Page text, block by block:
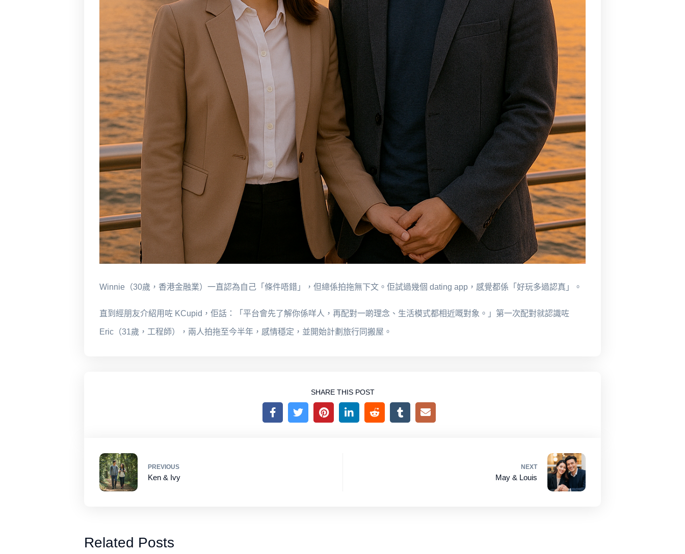
Winnie（30歲，香港金融業）一直認為自己「條件唔錯」，但總係拍拖無下文。佢試過幾個 dating app，感覺都係「好玩多過認真」。
直到經朋友介紹用咗 KCupid，佢話：「平台會先了解你係咩人，再配對一啲理念、生活模式都相近嘅對象。」第一次配對就認識咗
Eric（31歲，工程師），兩人拍拖至今半年，感情穩定，並開始計劃旅行同搬屋。
SHARE THIS POST
PREVIOUS
Ken & Ivy
NEXT
May & Louis
Related Posts